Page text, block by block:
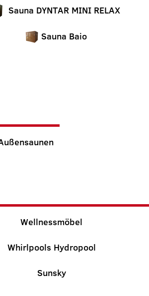
Sauna DYNTAR MINI RELAX
Sauna Baio
Wellnessmöbel
Whirlpools Hydropool
Sunsky